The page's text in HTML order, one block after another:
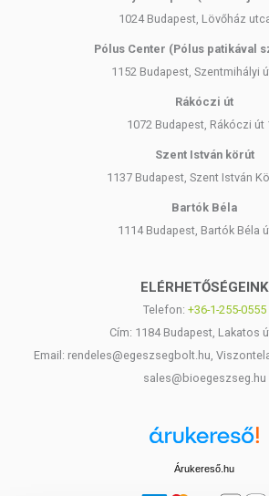
1024 Budapest, Lövőház
Pólus Center (Pólus patikával
1152 Budapest, Szentmihályi
Rákóczi út
1072 Budapest, Rákóczi út
Szent István körút
1137 Budapest, Szent István
Bartók Béla
1114 Budapest, Bartók Béla
ELÉRHETŐSÉGEINK
Telefon: +36-1-255-0555
Cím: 1184 Budapest, Lakatos
Email: rendeles@egeszsegbolt.hu,
sales@bioegeszseg.hu
Árukereső.hu